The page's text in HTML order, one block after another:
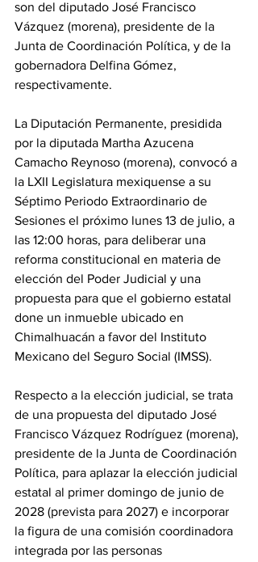
son del diputado José Francisco
Vázquez (morena), presidente de la
Junta de Coordinación Política, y de la
gobernadora Delfina Gómez,
respectivamente.
La Diputación Permanente, presidida
por la diputada Martha Azucena
Camacho Reynoso (morena), convocó a
la LXII Legislatura mexiquense a su
Séptimo Periodo Extraordinario de
Sesiones el próximo lunes 13 de julio, a
las 12:00 horas, para deliberar una
reforma constitucional en materia de
elección del Poder Judicial y una
propuesta para que el gobierno estatal
done un inmueble ubicado en
Chimalhuacán a favor del Instituto
Mexicano del Seguro Social (IMSS).
Respecto a la elección judicial, se trata
de una propuesta del diputado José
Francisco Vázquez Rodríguez (morena),
presidente de la Junta de Coordinación
Política, para aplazar la elección judicial
estatal al primer domingo de junio de
2028 (prevista para 2027) e incorporar
la figura de una comisión coordinadora
integrada por las personas